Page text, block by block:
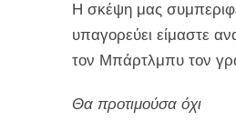
Η σκέψη μας
υπαγορεύει είμαστε
τον Μπάρτλμπυ τον
Θα προτιμούσα όχι